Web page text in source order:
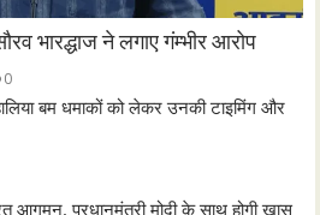
भारद्धाज ने लगाए गंम्भीर आरोप
0
बम धमाकों को लेकर उनकी टाइमिंग और